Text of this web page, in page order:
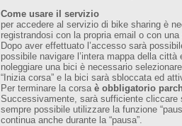
Come usare il servizio
per accedere al servizio di bike sharing è
registrandosi con la propria email o con
Dopo aver effettuato l’accesso sarà
possibile navigare l’intera mappa della
noleggiare una bici è necessario
“Inizia corsa” e la bici sarà sbloccata ed
Per terminare la corsa è obbligatorio
Successivamente, sarà sufficiente cliccare
sempre possibile utilizzare la funzione
continua anche durante la “pausa”.